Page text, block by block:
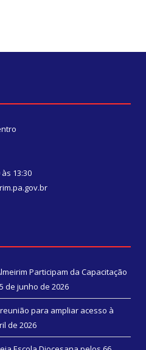
13:30
Participam da Capacitação
de junho de 2026
para ampliar acesso à
de 2026